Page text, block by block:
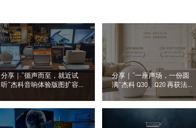
分享｜“循声而至，就近试
听”杰科音响体验版图扩容，
分享｜“一座声场，一份圆
满”杰科 Q30、Q20 再获法国
设计奖